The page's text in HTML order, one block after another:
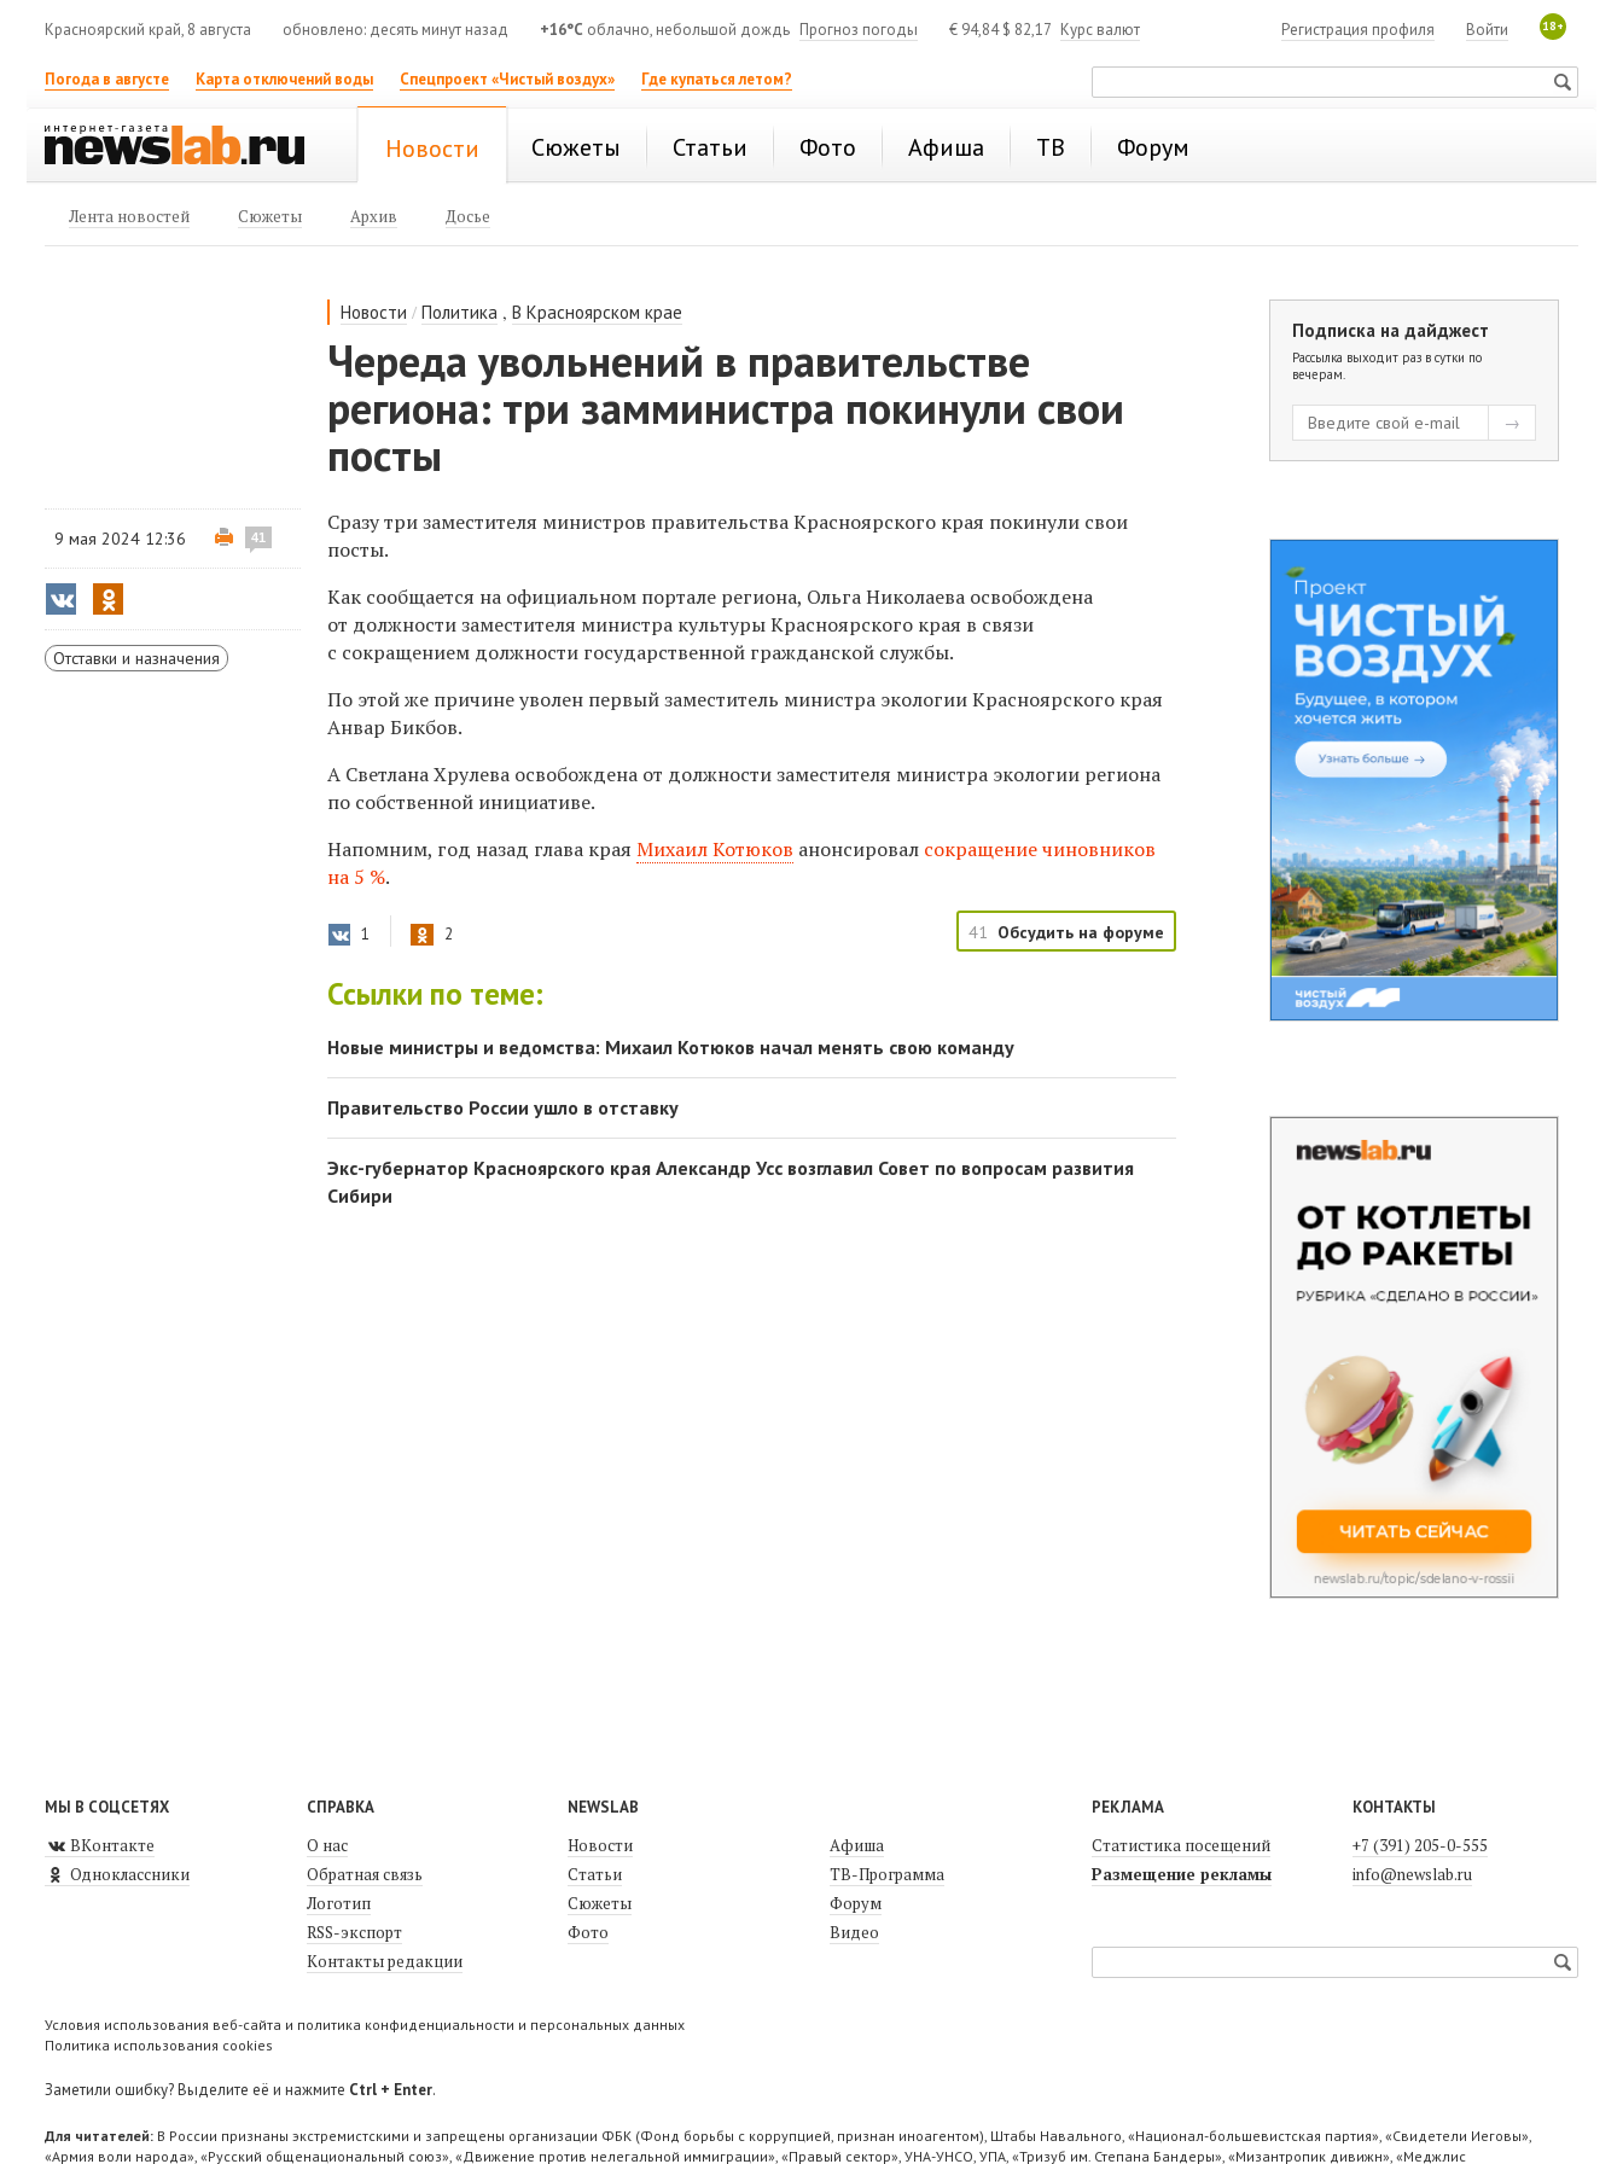
Красноярский край, 8 августа обновлено: десять минут назад +16°C облачно, небольшой дождь Прогноз погоды € 94,84$ 82,17 Курс валют 18+
Войти
Регистрация профиля
Погода в августе Карта отключений воды Спецпроект «Чистый воздух» Где купаться летом?
Новости Сюжеты Статьи Фото Афиша ТВ Форум
Лента новостей Сюжеты Архив Досье
Новости /Политика ,В Красноярском крае
Череда увольнений в правительстве
региона: три замминистра покинули свои
посты
9 мая 2024 12:36 41
Отставки и назначения
Сразу три заместителя министров правительства Красноярского края покинули свои
посты.
Как сообщается на официальном портале региона, Ольга Николаева освобождена
от должности заместителя министра культуры Красноярского края в связи
с сокращением должности государственной гражданской службы.
По этой же причине уволен первый заместитель министра экологии Красноярского края
Анвар Бикбов.
А Светлана Хрулева освобождена от должности заместителя министра экологии региона
по собственной инициативе.
Напомним, год назад глава краяМихаил Котюков анонсировал сокращение чиновников
на 5 %.
1 2 41 Обсудить на форуме
Ссылки по теме:
Новые министры и ведомства: Михаил Котюков начал менять свою команду
Правительство России ушло в отставку
Экс-губернатор Красноярского края Александр Усс возглавил Совет по вопросам развития
Сибири
Подписка на дайджест
Рассылка выходит раз в сутки по
вечерам.
МЫ В СОЦСЕТЯХ
ВКонтакте
Одноклассники
СПРАВКА
О нас
Обратная связь
Логотип
RSS-экспорт
Контакты редакции
NEWSLAB
Новости
Статьи
Сюжеты
Фото
Афиша
ТВ-Программа
Форум
Видео
РЕКЛАМА
Статистика посещений
Размещение рекламы
КОНТАКТЫ
+7 (391) 205-0-555
info@newslab.ru
Условия использования веб-сайта и политика конфиденциальности и персональных данных
Политика использования cookies
Заметили ошибку? Выделите её и нажмите Ctrl + Enter.
Для читателей: В России признаны экстремистскими и запрещены организации ФБК (Фонд борьбы с коррупцией, признан иноагентом), Штабы Навального, «Национал-большевистская партия», «Свидетели Иеговы»,
«Армия воли народа», «Русский общенациональный союз», «Движение против нелегальной иммиграции», «Правый сектор», УНА-УНСО, УПА, «Тризуб им. Степана Бандеры», «Мизантропик дивижн», «Меджлис